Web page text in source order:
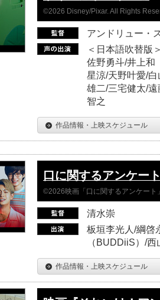
©2026 Disney/Pixar. All Rights
アンドリュー・
＜日本語吹替版
佐野勇斗/井上和
星涼/天野叶愛/
雄二/三宅健太/
智之
作品情報・上映スケジュール
口に関するアンケー
©2026映画「口に関するアンケート
清水崇
板垣李光人/綱啓
（BUDDiiS）/
作品情報・上映スケジュール